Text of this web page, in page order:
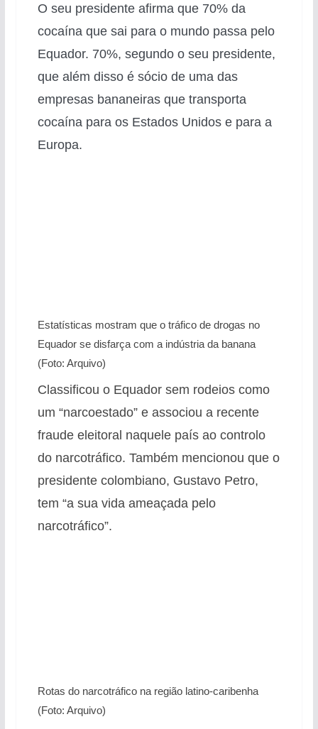
O seu presidente afirma que 70% da
cocaína que sai para o mundo passa pelo
Equador. 70%, segundo o seu presidente,
que além disso é sócio de uma das
empresas bananeiras que transporta
cocaína para os Estados Unidos e para a
Europa.
Estatísticas mostram que o tráfico de drogas no
Equador se disfarça com a indústria da banana
(Foto: Arquivo)
Classificou o Equador sem rodeios como
um “narcoestado” e associou a recente
fraude eleitoral naquele país ao controlo
do narcotráfico. Também mencionou que o
presidente colombiano, Gustavo Petro,
tem “a sua vida ameaçada pelo
narcotráfico”.
Rotas do narcotráfico na região latino-caribenha
(Foto: Arquivo)